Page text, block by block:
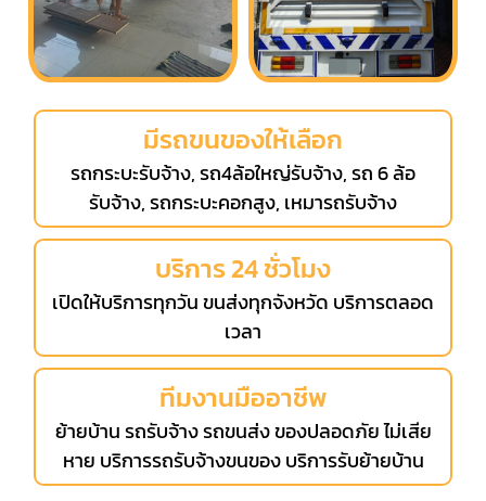
มีรถขนของให้เลือก
รถกระบะรับจ้าง, รถ4ล้อใหญ่รับจ้าง, รถ 6 ล้อ
รับจ้าง, รถกระบะคอกสูง, เหมารถรับจ้าง
บริการ 24 ชั่วโมง
เปิดให้บริการทุกวัน ขนส่งทุกจังหวัด บริการตลอด
เวลา
ทีมงานมืออาชีพ
ย้ายบ้าน รถรับจ้าง รถขนส่ง ของปลอดภัย ไม่เสีย
หาย บริการรถรับจ้างขนของ บริการรับย้ายบ้าน